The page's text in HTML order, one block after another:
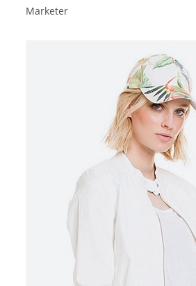
Marketer